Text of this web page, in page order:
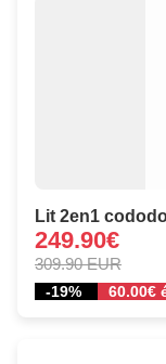
Lit 2en1
249.90€
309.90 EUR
-19% 60.00€